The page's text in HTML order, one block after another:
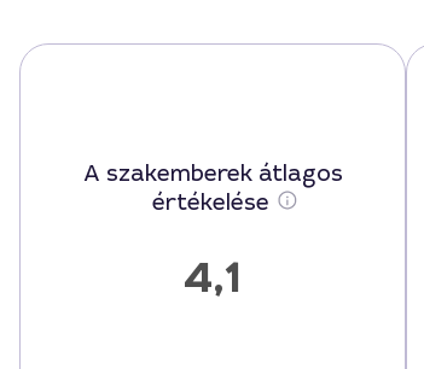
A szakemberek átlagos
értékelése
4,1